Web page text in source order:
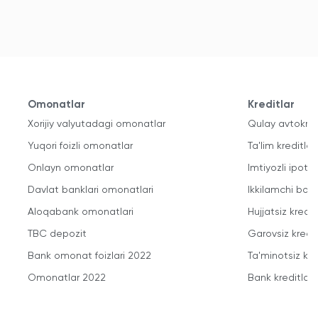
Omonatlar
Xorijiy valyutadagi omonatlar
Yuqori foizli omonatlar
Onlayn omonatlar
Davlat banklari omonatlari
Aloqabank omonatlari
TBC depozit
Bank omonat foizlari 2022
Omonatlar 2022
Kreditlar
Qulay
Ta'lim kreditlari
Imtiyozli
Ikkilamchi
Hujjatsiz
Garovsiz
Ta'minotsiz
Bank kreditlari